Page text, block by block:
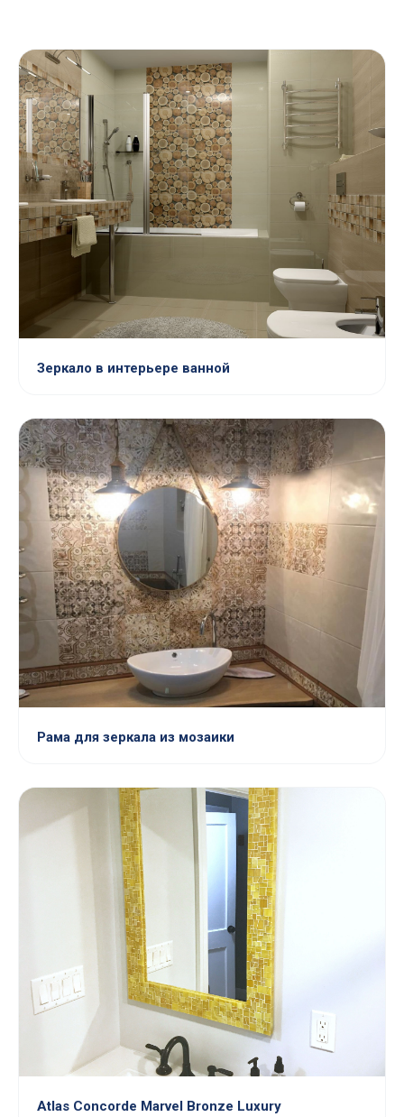
Зеркало в интерьере ванной
Рама для зеркала из мозаики
Atlas Concorde Marvel Bronze Luxury